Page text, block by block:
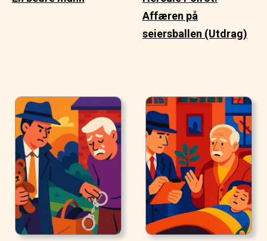
Affæren på
seiersballen (Utdrag)